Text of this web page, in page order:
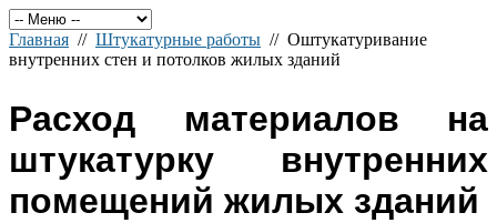
Главная // Штукатурные работы // Оштукатуривание
внутренних стен и потолков жилых зданий
Расход материалов на
штукатурку внутренних
помещений жилых зданий